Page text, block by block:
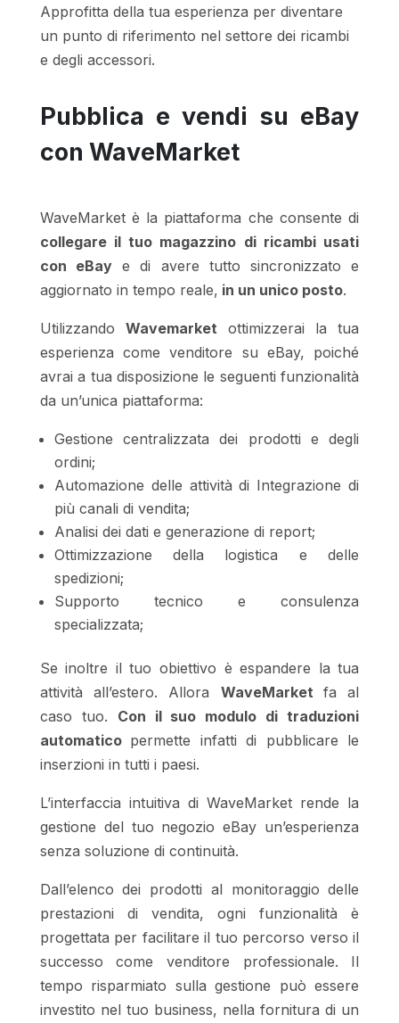
Approfitta della tua esperienza per diventare
un punto di riferimento nel settore dei ricambi
e degli accessori.
Pubblica e vendi su eBay
con WaveMarket
WaveMarket è la piattaforma che consente di
collegare il tuo magazzino di ricambi usati
con eBay e di avere tutto sincronizzato e
aggiornato in tempo reale, in un unico posto.
UtilizzandoWavemarket ottimizzerai la tua
esperienza come venditore su eBay, poiché
avrai a tua disposizione le seguenti funzionalità
da un’unica piattaforma:
Gestione centralizzata dei prodotti e degli
ordini;
Automazione delle attività di Integrazione di
più canali di vendita;
Analisi dei dati e generazione di report;
Ottimizzazione della logistica e delle
spedizioni;
Supporto tecnico e consulenza
specializzata;
Se inoltre il tuo obiettivo è espandere la tua
attività all’estero. Allora WaveMarket fa al
caso tuo. Con il suo modulo di traduzioni
automatico permette infatti di pubblicare le
inserzioni in tutti i paesi.
L’interfaccia intuitiva di WaveMarket rende la
gestione del tuo negozio eBay un’esperienza
senza soluzione di continuità.
Dall’elenco dei prodotti al monitoraggio delle
prestazioni di vendita, ogni funzionalità è
progettata per facilitare il tuo percorso verso il
successo come venditore professionale. Il
tempo risparmiato sulla gestione può essere
investito nel tuo business, nella fornitura di un